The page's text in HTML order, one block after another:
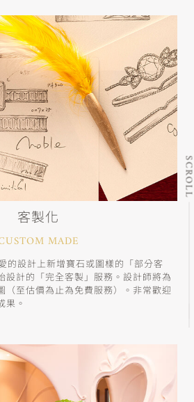
客製化
MADE
的設計上新增寶石或圖樣的「部分客
設計的「完全客製」服務。設計師將為
（至估價為止為免費服務）。非常歡迎
果。